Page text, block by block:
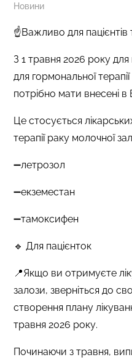
Новини
☝️Важливо для пацієнтів
З 1 травня 2026 року
для гормональної
потрібно мати внесені
Це стосується
терапії раку молочної
➖летрозол
➖екземестан
➖тамоксифен
🔹 Для пацієнток
📍Якщо ви отримуєте
залози, зверніться до
створення плану
травня 2026 року.
Починаючи з травня,